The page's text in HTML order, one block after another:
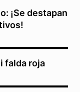
¡Se destapan
falda roja